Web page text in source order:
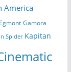
America
Egmont Gamora
Spider Kapitan